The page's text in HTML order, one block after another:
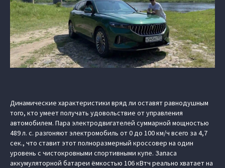
Динамические характеристики вряд ли оставят равнодушным
того, кто умеет получать удовольствие от управления
автомобилем. Пара электродвигателей суммарной мощностью
489 л. с. разгоняют электромобиль от 0 до 100 км/ч всего за 4,7
сек., что ставит этот полноразмерный кроссовер на один
уровень с чистокровными спортивными купе. Запаса
аккумуляторной батареи ёмкостью 106 кВтч реально хватает на